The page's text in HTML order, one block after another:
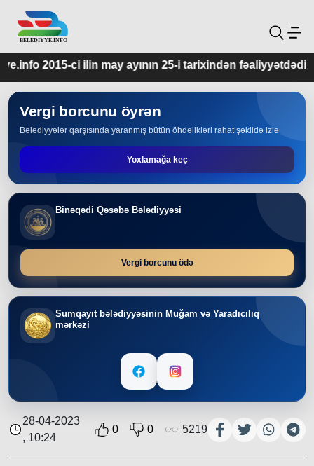
ayının 25-i tarixindən fəaliyyətdədir.
Vergi borcunu öyrən
Bələdiyyələr qarşısında yaranmış bütün öhdəlikləri rahat şəkildə izlə
Yoxlamağa keç
Binəqədi Qəsəbə Bələdiyyəsi
Vergi borcunu ödə
Sumqayıt bələdiyyəsinin Muğam və Yaradıcılıq
mərkəzi
28-04-2023
, 10:24
0 0 5219